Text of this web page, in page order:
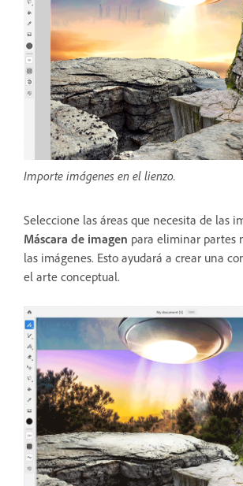
Importe imágenes en el lienzo.
Seleccione las áreas que necesita de las
Máscara de imagen para eliminar partes
las imágenes. Esto ayudará a crear una
el arte conceptual.